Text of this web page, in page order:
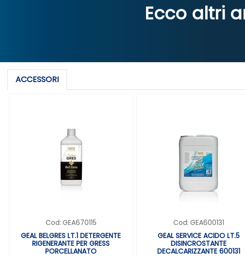
Ecco altri
ACCESSORI
Cod: GEA670115
GEAL BELGRES LT.1 DETERGENTE
RIGENERANTE PER GRESS
PORCELLANATO
Cod: GEA600131
GEAL SERVICE ACIDO LT.5
DISINCROSTANTE
DECALCARIZZANTE 600131